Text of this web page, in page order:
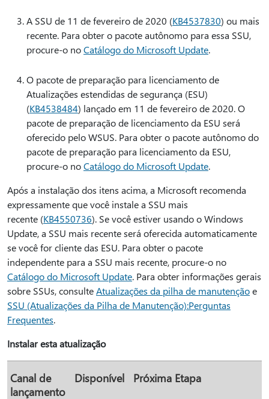
A SSU de 11 de fevereiro de 2020 (KB4537830) ou mais
recente. Para obter o pacote autônomo para essa SSU,
procure-o noCatálogo do Microsoft Update.
O pacote de preparação para licenciamento de
Atualizações estendidas de segurança (ESU)
(KB4538484) lançado em 11 de fevereiro de 2020. O
pacote de preparação de licenciamento da ESU será
oferecido pelo WSUS. Para obter o pacote autônomo do
pacote de preparação para licenciamento da ESU,
procure-o noCatálogo do Microsoft Update.
Após a instalação dos itens acima, a Microsoft recomenda
expressamente que você instale a SSU mais
recente (KB4550736). Se você estiver usando o Windows
Update, a SSU mais recente será oferecida automaticamente
se você for cliente das ESU. Para obter o pacote
independente para a SSU mais recente, procure-o no
Catálogo do Microsoft Update. Para obter informações gerais
sobre SSUs, consulteAtualizações da pilha de manutençãoe
SSU (Atualizações da Pilha de Manutenção):Perguntas
Frequentes.
Instalar esta atualização
Canal de
lançamento
Disponível Próxima Etapa